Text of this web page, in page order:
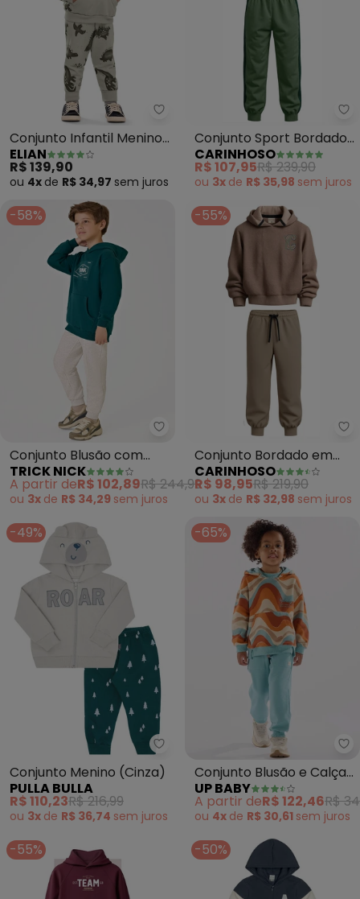
Elian - Conjunto Infantil Menino
Conjunto Infantil Menino
Dinos com Capuz (Cinza)
ELIAN
R$ 139,90
ou 4x de R$ 34,97 sem juros
Conjunto Sport Bordado
em Moletom (Verde
Militar)
CARINHOSO
R$ 107,95R$ 239,90
ou 3x de R$ 35,98 sem juros
-58%
Trick Nick - Conjunto Blusão
Conjunto Blusão com
Capuz e Calça (Verde)
TRICK NICK
A partir deR$ 102,89R$ 244,99
ou 3x de R$ 34,29 sem juros
-55%
Conjunto Bordado em
Moletom (Bege)
CARINHOSO
R$ 98,95R$ 219,90
ou 3x de R$ 32,98 sem juros
-49%
Pulla Bulla - Conjunto Menino
Conjunto Menino (Cinza)
PULLA BULLA
R$ 110,23R$ 216,99
ou 3x de R$ 36,74 sem juros
-65%
Conjunto Blusão e Calça
em Moletom (Azul)
UP BABY
A partir deR$ 122,46R$
ou 4x de R$ 30,61 sem juros
-55% -50%